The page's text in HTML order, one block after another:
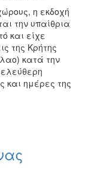
η εκδοχή
την υπαίθρια
και είχε
της Κρήτης
κατά την
ελεύθερη
και ημέρες της